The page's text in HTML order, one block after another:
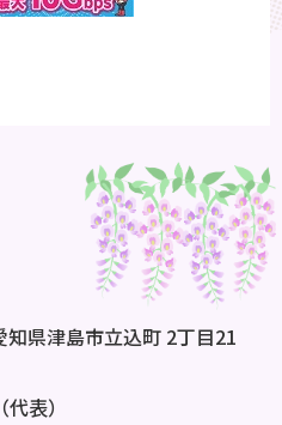
県津島市立込町 2丁目21
表）